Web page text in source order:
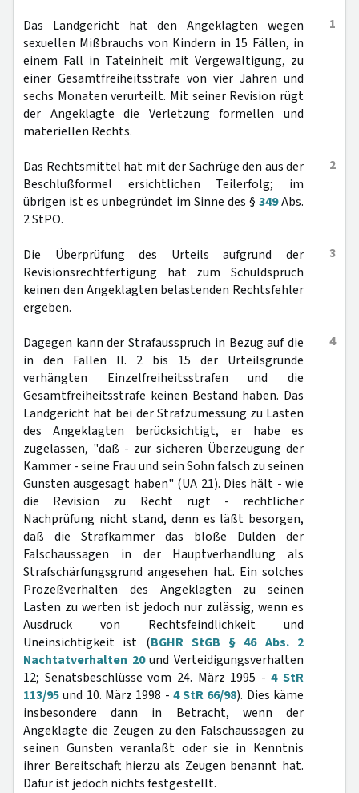
1
Das Landgericht hat den Angeklagten wegen
sexuellen Mißbrauchs von Kindern in 15 Fällen, in
einem Fall in Tateinheit mit Vergewaltigung, zu
einer Gesamtfreiheitsstrafe von vier Jahren und
sechs Monaten verurteilt. Mit seiner Revision rügt
der Angeklagte die Verletzung formellen und
materiellen Rechts.
2
Das Rechtsmittel hat mit der Sachrüge den aus der
Beschlußformel ersichtlichen Teilerfolg; im
übrigen ist es unbegründet im Sinne des § 349Abs.
2 StPO.
3
Die Überprüfung des Urteils aufgrund der
Revisionsrechtfertigung hat zum Schuldspruch
keinen den Angeklagten belastenden Rechtsfehler
ergeben.
4
Dagegen kann der Strafausspruch in Bezug auf die
in den Fällen II. 2 bis 15 der Urteilsgründe
verhängten Einzelfreiheitsstrafen und die
Gesamtfreiheitsstrafe keinen Bestand haben. Das
Landgericht hat bei der Strafzumessung zu Lasten
des Angeklagten berücksichtigt, er habe es
zugelassen, "daß - zur sicheren Überzeugung der
Kammer - seine Frau und sein Sohn falsch zu seinen
Gunsten ausgesagt haben" (UA 21). Dies hält - wie
die Revision zu Recht rügt - rechtlicher
Nachprüfung nicht stand, denn es läßt besorgen,
daß die Strafkammer das bloße Dulden der
Falschaussagen in der Hauptverhandlung als
Strafschärfungsgrund angesehen hat. Ein solches
Prozeßverhalten des Angeklagten zu seinen
Lasten zu werten ist jedoch nur zulässig, wenn es
Ausdruck von Rechtsfeindlichkeit und
Uneinsichtigkeit ist (BGHR StGB § 46 Abs. 2
Nachtatverhalten 20und Verteidigungsverhalten
12; Senatsbeschlüsse vom 24. März 1995 -4 StR
113/95und 10. März 1998 - 4 StR 66/98). Dies käme
insbesondere dann in Betracht, wenn der
Angeklagte die Zeugen zu den Falschaussagen zu
seinen Gunsten veranlaßt oder sie in Kenntnis
ihrer Bereitschaft hierzu als Zeugen benannt hat.
Dafür ist jedoch nichts festgestellt.